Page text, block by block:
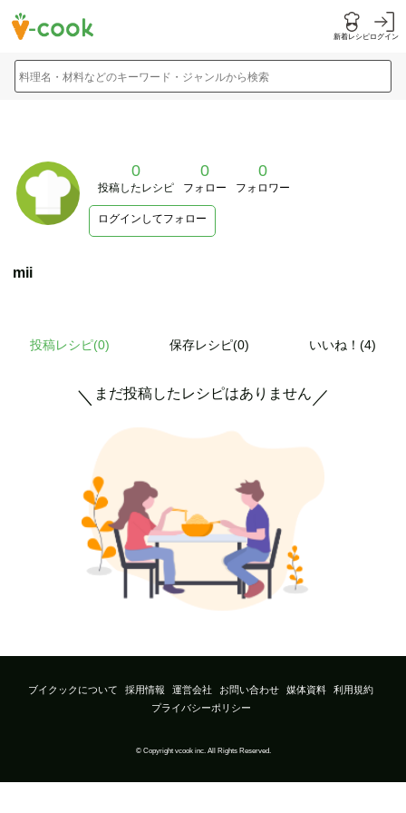
新着レシピログイン
料理名・材料などのキーワード・ジャンルから検索
0
投稿したレシピ
0
フォロー
0
フォロワー
ログインしてフォロー
mii
投稿レシピ(0) 保存レシピ(0) いいね！(4)
＼ まだ投稿したレシピはありません ／
ブイクックについて 採用情報 運営会社 お問い合わせ 媒体資料
利用規約
プライバシーポリシー
© Copyright vcook inc. All Rights Reserved.